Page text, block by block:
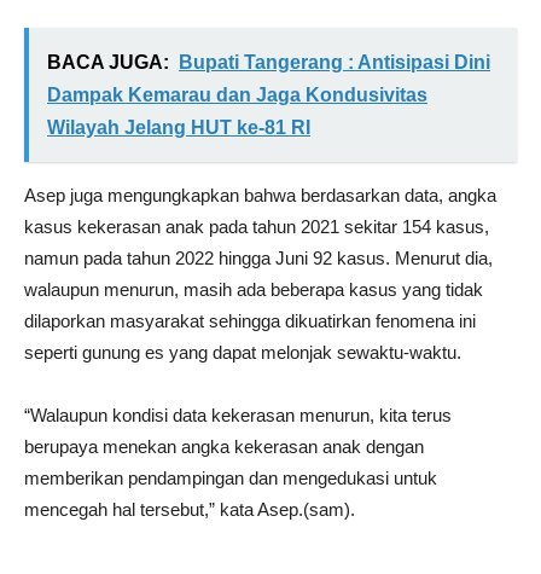
BACA JUGA:
Bupati Tangerang : Antisipasi Dini
Dampak Kemarau dan Jaga Kondusivitas
Wilayah Jelang HUT ke-81 RI
Asep juga mengungkapkan bahwa berdasarkan data, angka
kasus kekerasan anak pada tahun 2021 sekitar 154 kasus,
namun pada tahun 2022 hingga Juni 92 kasus. Menurut dia,
walaupun menurun, masih ada beberapa kasus yang tidak
dilaporkan masyarakat sehingga dikuatirkan fenomena ini
seperti gunung es yang dapat melonjak sewaktu-waktu.
“Walaupun kondisi data kekerasan menurun, kita terus
berupaya menekan angka kekerasan anak dengan
memberikan pendampingan dan mengedukasi untuk
mencegah hal tersebut,” kata Asep.(sam).